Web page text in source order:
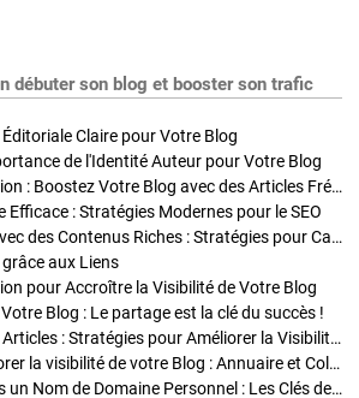
débuter son blog et booster son trafic
Claire pour Votre Blog
de l'Identité Auteur pour Votre Blog
Stratégies de Publication : Boostez Votre Blog avec des Articles Fréquents et Exclusifs
Efficace : Stratégies Modernes pour le SEO
Enrichir Vos Articles avec des Contenus Riches : Stratégies pour Captiver et Optimiser
aux Liens
pour Accroître la Visibilité de Votre Blog
Blog : Le partage est la clé du succès !
Optimisation SEO des Articles : Stratégies pour Améliorer la Visibilité de Votre Blog
Stratégies pour améliorer la visibilité de votre Blog : Annuaire et Collaborations
Pourquoi Investir dans un Nom de Domaine Personnel : Les Clés de la Réussite de Votre Blog